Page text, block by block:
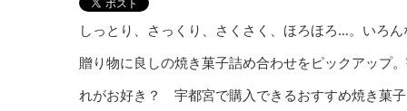
しっとり、さっくり、さくさく、ほろほろ…。いろ
贈り物に良しの焼き菓子詰め合わせをピックアップ
れがお好き？ 宇都宮で購入できるおすすめ焼き菓